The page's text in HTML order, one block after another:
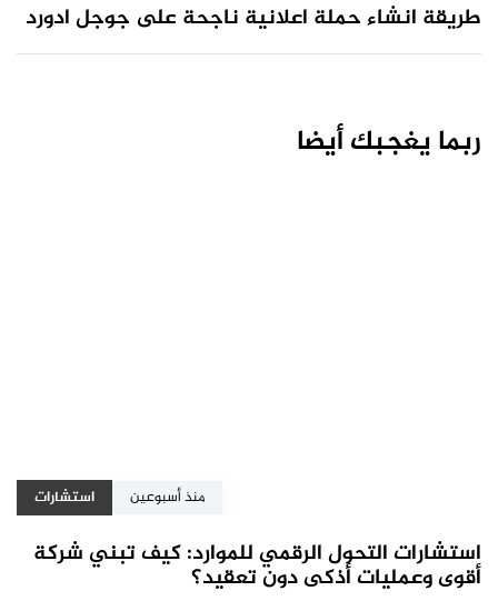
طريقة انشاء حملة اعلانية ناجحة على جوجل ادورد
ربما يغجبك أيضا
منذ أسبوعين استشارات
استشارات التحول الرقمي للموارد: كيف تبني شركة
أقوى وعمليات أذكى دون تعقيد؟